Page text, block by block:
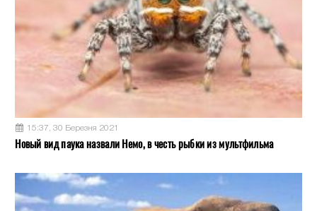
15:37, 30 Березня 2021
Новый вид паука назвали Немо, в честь рыбки из мультфильма